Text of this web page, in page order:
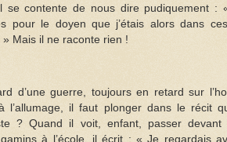
se contente de nous dire pudiquement :
pour le doyen que j’étais alors dans
Mais il ne raconte rien !
d’une guerre, toujours en retard sur
l’allumage, il faut plonger dans le récit
? Quand il voit, enfant, passer
à l’école, il écrit : « Je regardais